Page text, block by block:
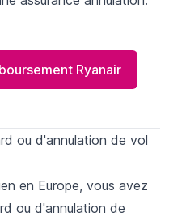
Ryanair
ou d'annulation de vol
en Europe, vous avez
ou d'annulation de